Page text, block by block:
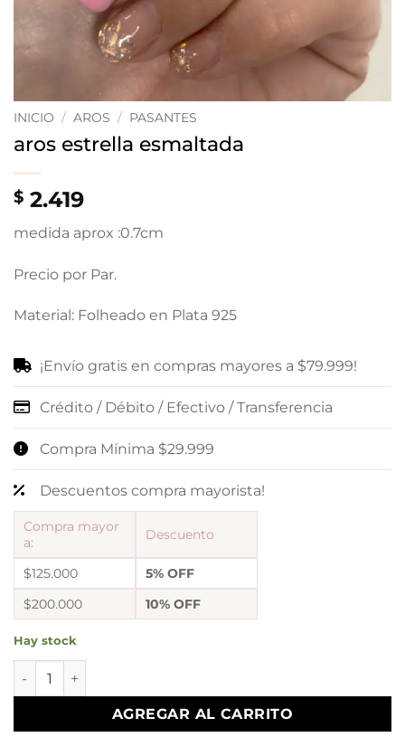
INICIO / AROS / PASANTES
aros estrella esmaltada
$ 2.419
medida aprox :0.7cm
Precio por Par.
Material: Folheado en Plata 925
¡Envío gratis en compras mayores a $79.999!
Crédito / Débito / Efectivo / Transferencia
Compra Mínima $29.999
Descuentos compra mayorista!
Compra mayor
a:
Descuento
$125.000
5% OFF
$200.000
10% OFF
Hay stock
aros estrella esmaltada cantidad
AGREGAR AL CARRITO